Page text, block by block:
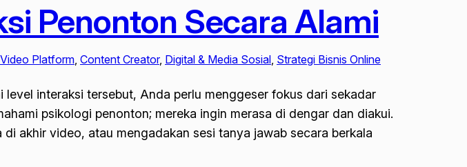
Penonton Secara Alami
Platform, Content Creator, Digital & Media Sosial, Strategi Bisnis Online
interaksi tersebut, Anda perlu menggeser fokus dari sekadar
psikologi penonton; mereka ingin merasa di dengar dan diakui.
akhir video, atau mengadakan sesi tanya jawab secara berkala